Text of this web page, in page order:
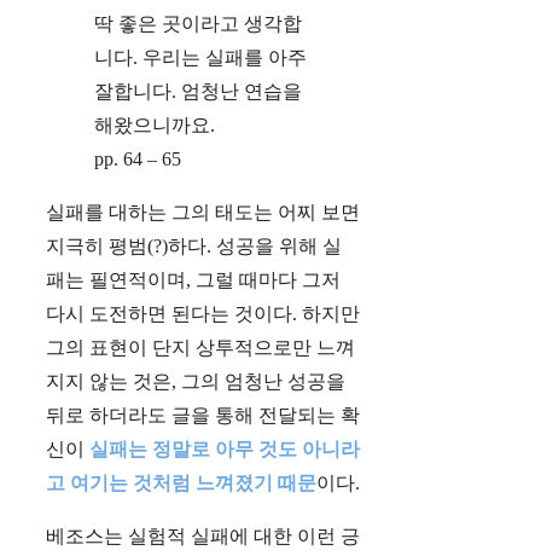
딱 좋은 곳이라고 생각합
니다. 우리는 실패를 아주
잘합니다. 엄청난 연습을
해왔으니까요.
pp. 64 – 65
실패를 대하는 그의 태도는 어찌 보면
지극히 평범(?)하다. 성공을 위해 실
패는 필연적이며, 그럴 때마다 그저
다시 도전하면 된다는 것이다. 하지만
그의 표현이 단지 상투적으로만 느껴
지지 않는 것은, 그의 엄청난 성공을
뒤로 하더라도 글을 통해 전달되는 확
신이 실패는 정말로 아무 것도 아니라
고 여기는 것처럼 느껴졌기 때문이다.
베조스는 실험적 실패에 대한 이런 긍